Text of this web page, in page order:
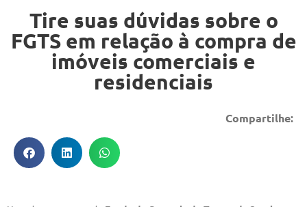
Tire suas dúvidas sobre o
FGTS em relação à compra de
imóveis comerciais e
residenciais
Compartilhe: